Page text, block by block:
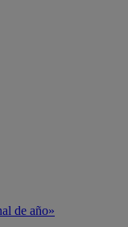
de año»